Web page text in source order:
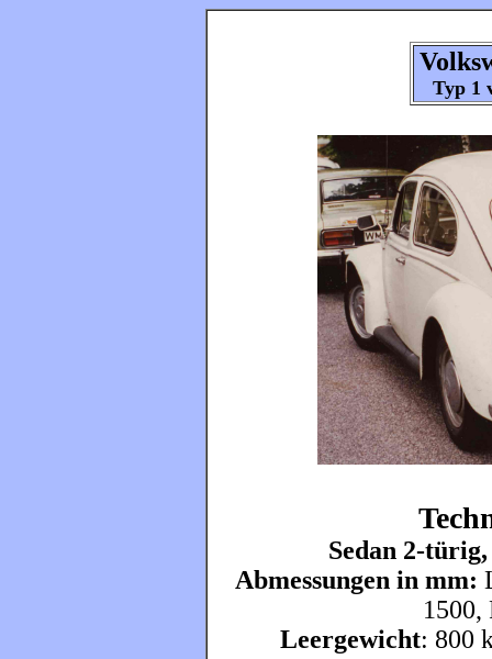
Typ 1
Sedan 2-
Abmessungen in mm:
1500,
Leergewicht: 800